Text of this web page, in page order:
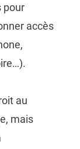
pour
accès
au
mais